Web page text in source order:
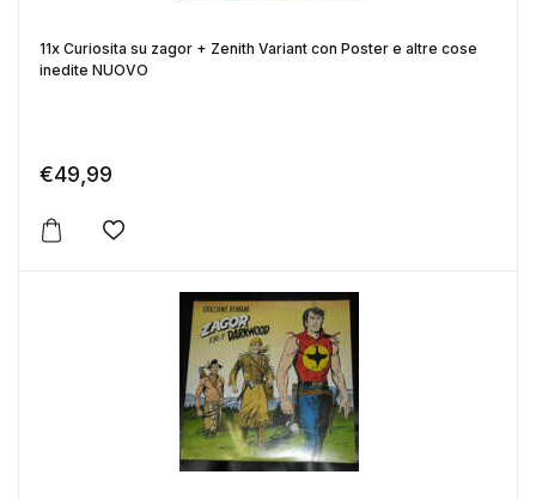
11x Curiosita su zagor + Zenith Variant con Poster e altre cose
inedite NUOVO
€49,99
Aggiungi alla lista dei desideri